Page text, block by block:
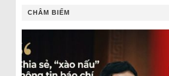
CHÂM BIẾM